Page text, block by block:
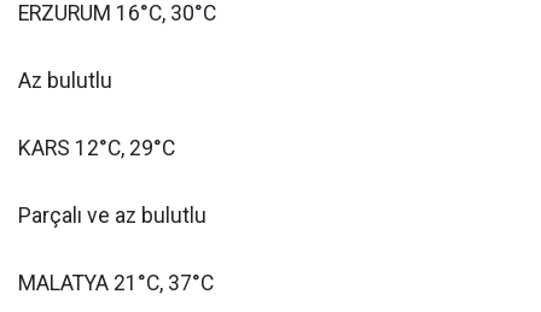
ERZURUM 16°C, 30°C
Az bulutlu
KARS 12°C, 29°C
Parçalı ve az bulutlu
MALATYA 21°C, 37°C